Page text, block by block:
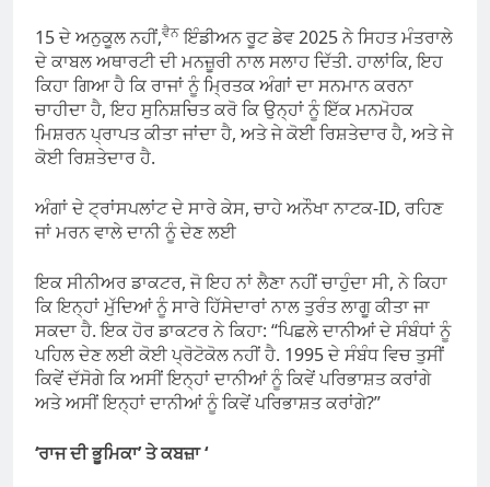
15 ਦੇ ਅਨੁਕੂਲ ਨਹੀਂ,ਵੈਨਇੰਡੀਅਨ ਰੂਟ ਡੇਵ 2025 ਨੇ ਸਿਹਤ ਮੰਤਰਾਲੇ
ਦੇ ਕਾਬਲ ਅਥਾਰਟੀ ਦੀ ਮਨਜ਼ੂਰੀ ਨਾਲ ਸਲਾਹ ਦਿੱਤੀ. ਹਾਲਾਂਕਿ, ਇਹ
ਕਿਹਾ ਗਿਆ ਹੈ ਕਿ ਰਾਜਾਂ ਨੂੰ ਮ੍ਰਿਤਕ ਅੰਗਾਂ ਦਾ ਸਨਮਾਨ ਕਰਨਾ
ਚਾਹੀਦਾ ਹੈ, ਇਹ ਸੁਨਿਸ਼ਚਿਤ ਕਰੋ ਕਿ ਉਨ੍ਹਾਂ ਨੂੰ ਇੱਕ ਮਨਮੋਹਕ
ਮਿਸ਼ਰਨ ਪ੍ਰਾਪਤ ਕੀਤਾ ਜਾਂਦਾ ਹੈ, ਅਤੇ ਜੇ ਕੋਈ ਰਿਸ਼ਤੇਦਾਰ ਹੈ, ਅਤੇ ਜੇ
ਕੋਈ ਰਿਸ਼ਤੇਦਾਰ ਹੈ.
ਅੰਗਾਂ ਦੇ ਟ੍ਰਾਂਸਪਲਾਂਟ ਦੇ ਸਾਰੇ ਕੇਸ, ਚਾਹੇ ਅਨੌਖਾ ਨਾਟਕ-ID, ਰਹਿਣ
ਜਾਂ ਮਰਨ ਵਾਲੇ ਦਾਨੀ ਨੂੰ ਦੇਣ ਲਈ
ਇਕ ਸੀਨੀਅਰ ਡਾਕਟਰ, ਜੋ ਇਹ ਨਾਂ ਲੈਣਾ ਨਹੀਂ ਚਾਹੁੰਦਾ ਸੀ, ਨੇ ਕਿਹਾ
ਕਿ ਇਨ੍ਹਾਂ ਮੁੱਦਿਆਂ ਨੂੰ ਸਾਰੇ ਹਿੱਸੇਦਾਰਾਂ ਨਾਲ ਤੁਰੰਤ ਲਾਗੂ ਕੀਤਾ ਜਾ
ਸਕਦਾ ਹੈ. ਇਕ ਹੋਰ ਡਾਕਟਰ ਨੇ ਕਿਹਾ: “ਪਿਛਲੇ ਦਾਨੀਆਂ ਦੇ ਸੰਬੰਧਾਂ ਨੂੰ
ਪਹਿਲ ਦੇਣ ਲਈ ਕੋਈ ਪ੍ਰੋਟੋਕੋਲ ਨਹੀਂ ਹੈ. 1995 ਦੇ ਸੰਬੰਧ ਵਿਚ ਤੁਸੀਂ
ਕਿਵੇਂ ਦੱਸੋਗੇ ਕਿ ਅਸੀਂ ਇਨ੍ਹਾਂ ਦਾਨੀਆਂ ਨੂੰ ਕਿਵੇਂ ਪਰਿਭਾਸ਼ਤ ਕਰਾਂਗੇ
ਅਤੇ ਅਸੀਂ ਇਨ੍ਹਾਂ ਦਾਨੀਆਂ ਨੂੰ ਕਿਵੇਂ ਪਰਿਭਾਸ਼ਤ ਕਰਾਂਗੇ?”
‘ਰਾਜ ਦੀ ਭੂਮਿਕਾ’ ਤੇ ਕਬਜ਼ਾ ‘